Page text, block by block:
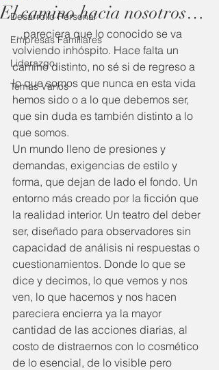
Desarrollo Personal
Empresas Familiares
Liderazgo
Temas Varios
El camino hacia nosotros…
…pareciera que lo conocido se va
volviendo inhóspito. Hace falta un
camino distinto, no sé si de regreso a
lo que somos que nunca en esta vida
hemos sido o a lo que debemos ser,
que sin duda es también distinto a lo
que somos.
Un mundo lleno de presiones y
demandas, exigencias de estilo y
forma, que dejan de lado el fondo. Un
entorno más creado por la ficción que
la realidad interior. Un teatro del deber
ser, diseñado para observadores sin
capacidad de análisis ni respuestas o
cuestionamientos. Donde lo que se
dice y decimos, lo que vemos y nos
ven, lo que hacemos y nos hacen
pareciera encierra ya la mayor
cantidad de las acciones diarias, al
costo de distraernos con lo cosmético
de lo esencial, de lo visible pero